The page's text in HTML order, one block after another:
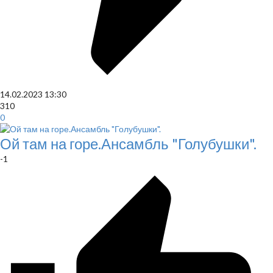
14.02.2023 13:30
310
0
Ой там на горе.Ансамбль "Голубушки".
-1